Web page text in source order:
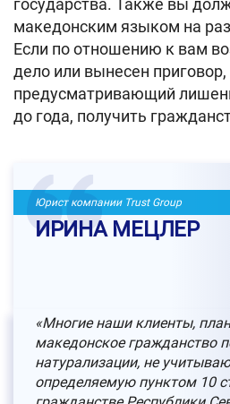
македонским языком на
Если по отношению к вам
дело или вынесен приговор,
предусматривающий
до года, получить
Юрист компании Trust Group
ИРИНА МЕЦЛЕР
«Многие наши клиенты,
македонское гражданство
натурализации, не
определяемую пунктом 10